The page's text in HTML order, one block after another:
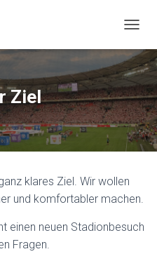
A
V
I
G
A
T
I
O
S
Ziel
klares Ziel. Wir wollen
und komfortabler machen.
einen neuen Stadionbesuch
Fragen.